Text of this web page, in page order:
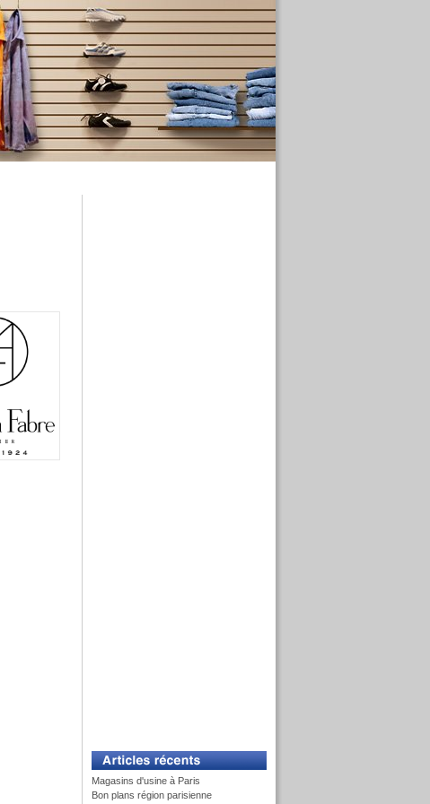
Magasins d'usine à Paris
Bon plans région parisienne